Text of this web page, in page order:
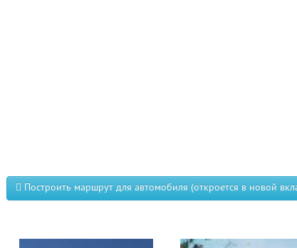
Построить маршрут для автомобиля (откроется в новой